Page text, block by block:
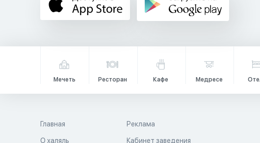
Мечеть Ресторан Кафе Медресе
Главная
О халяль
Реклама
Кабинет заведения